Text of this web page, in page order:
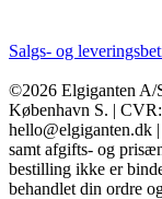
Salgs- og
©2026 Elgiganten A/
København S. |
hello@elgiganten.dk
samt afgifts- og
bestilling ikke er
behandlet din ordre